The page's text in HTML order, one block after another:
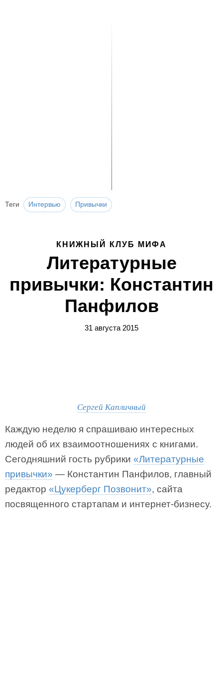
Теги Интервью Привычки
КНИЖНЫЙ КЛУБ МИФА
Литературные
привычки: Константин
Панфилов
31 августа 2015
Сергей Капличный
Каждую неделю я спрашиваю интересных
людей об их взаимоотношениях с книгами.
Сегодняшний гость рубрики «Литературные
привычки» — Константин Панфилов, главный
редактор «Цукерберг Позвонит», сайта
посвященного стартапам и интернет-бизнесу.